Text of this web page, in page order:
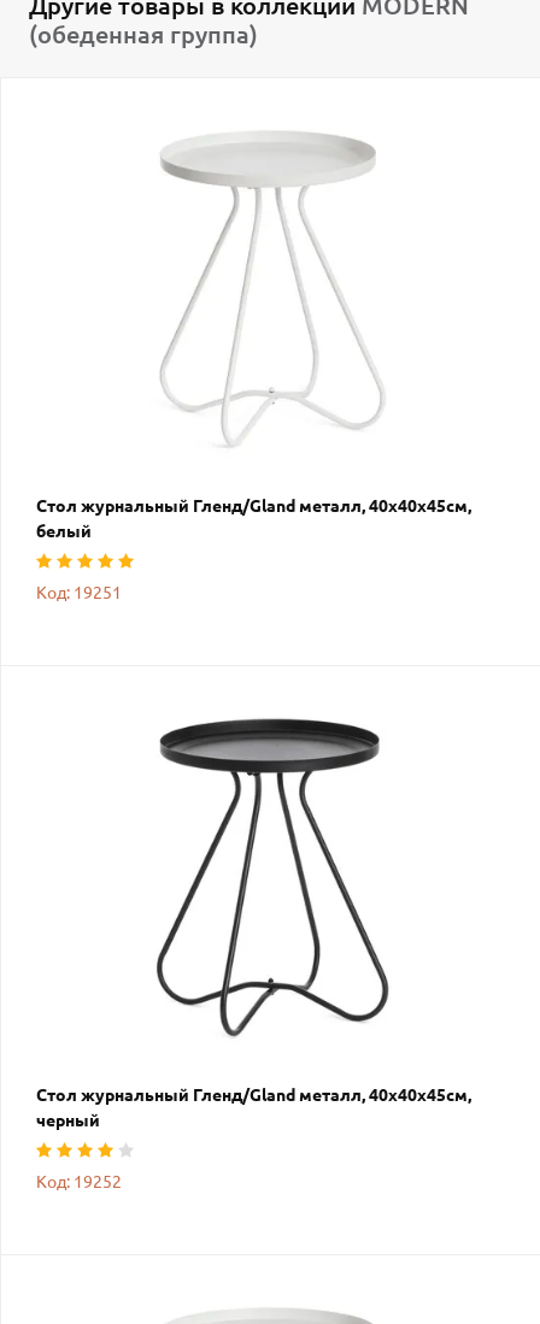
(обеденная группа)
Стол журнальный Гленд/Gland металл, 40х40х45см,
белый
Код: 19251
Стол журнальный Гленд/Gland металл, 40х40х45см,
черный
Код: 19252